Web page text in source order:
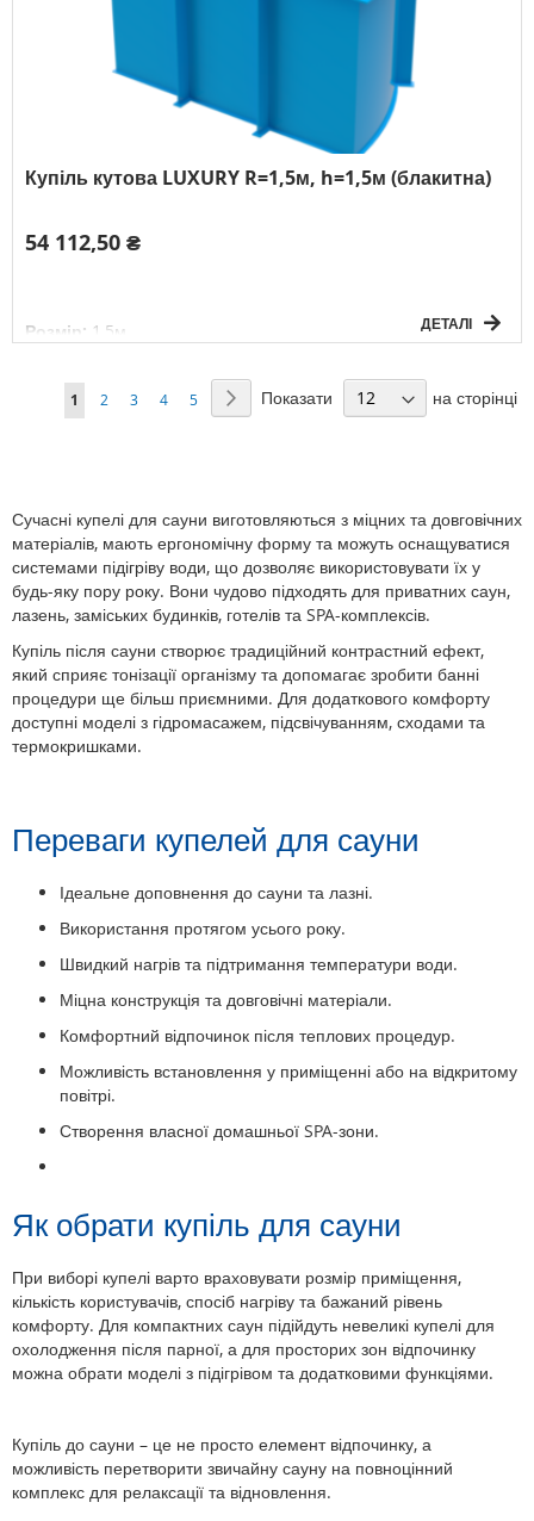
Купіль кутова LUXURY R=1,5м, h=1,5м (блакитна)
54 112,50 ₴
Розмір: 1,5м
Форма:
Товщина матеріалу: 8мм
ДЕТАЛІ
Сторінка
You're
1 Сторінка
2 Сторінка
3 Сторінка
4 Сторінка
5 Сторінка
Наступний
Показати на сторінці
Сучасні купелі для сауни виготовляються з міцних та довговічних
матеріалів, мають ергономічну форму та можуть оснащуватися
системами підігріву води, що дозволяє використовувати їх у
будь-яку пору року. Вони чудово підходять для приватних саун,
лазень, заміських будинків, готелів та SPA-комплексів.
Купіль після сауни створює традиційний контрастний ефект,
який сприяє тонізації організму та допомагає зробити банні
процедури ще більш приємними. Для додаткового комфорту
доступні моделі з гідромасажем, підсвічуванням, сходами та
термокришками.
Переваги купелей для сауни
Ідеальне доповнення до сауни та лазні.
Використання протягом усього року.
Швидкий нагрів та підтримання температури води.
Міцна конструкція та довговічні матеріали.
Комфортний відпочинок після теплових процедур.
Можливість встановлення у приміщенні або на відкритому
повітрі.
Створення власної домашньої SPA-зони.
Як обрати купіль для сауни
При виборі купелі варто враховувати розмір приміщення,
кількість користувачів, спосіб нагріву та бажаний рівень
комфорту. Для компактних саун підійдуть невеликі купелі для
охолодження після парної, а для просторих зон відпочинку
можна обрати моделі з підігрівом та додатковими функціями.
Купіль до сауни – це не просто елемент відпочинку, а
можливість перетворити звичайну сауну на повноцінний
комплекс для релаксації та відновлення.